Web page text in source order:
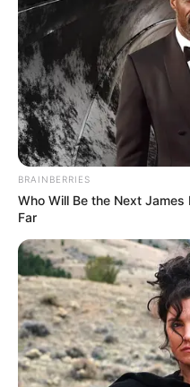
BRAINBERRIES
Who Will Be the Next James
Far